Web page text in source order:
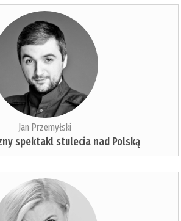
Jan Przemyłski
spektakl stulecia nad Polską